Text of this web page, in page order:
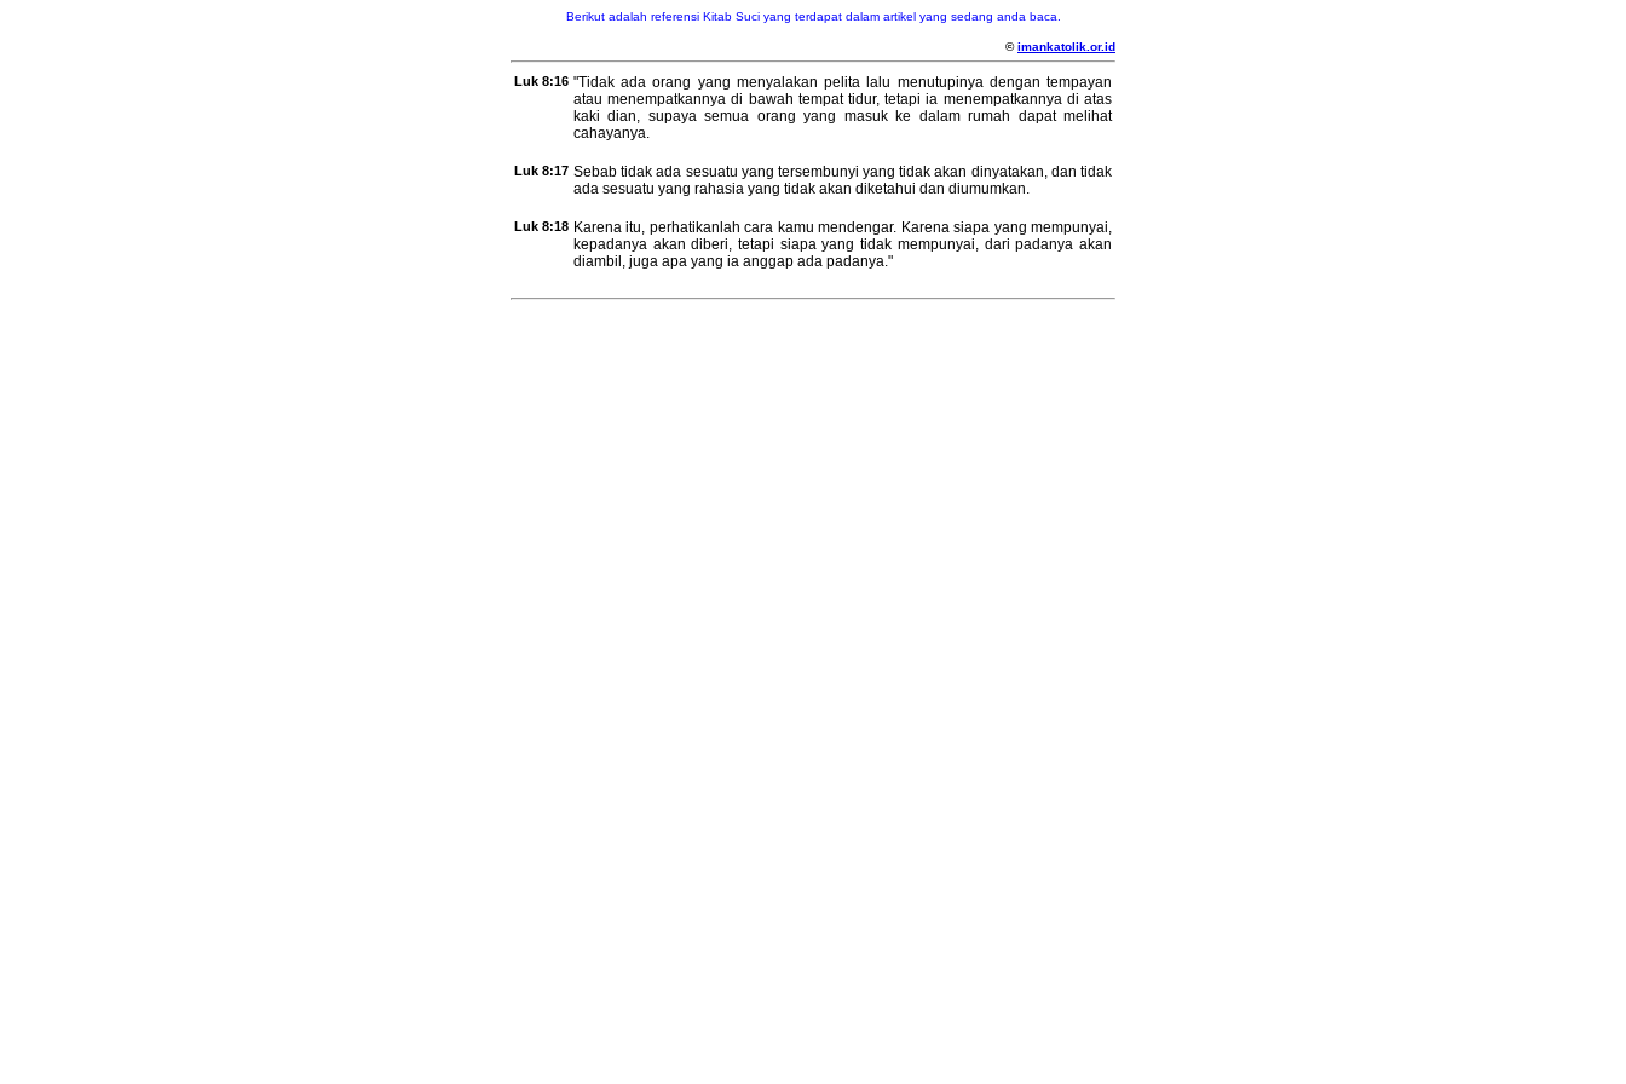
Berikut adalah referensi Kitab Suci yang terdapat dalam artikel yang sedang anda baca.
©imankatolik.or.id
Luk 8:16 "Tidak ada orang yang menyalakan pelita lalu menutupinya dengan tempayan
atau menempatkannya di bawah tempat tidur, tetapi ia menempatkannya di atas
kaki dian, supaya semua orang yang masuk ke dalam rumah dapat melihat
cahayanya.
Luk 8:17 Sebab tidak ada sesuatu yang tersembunyi yang tidak akan dinyatakan, dan tidak
ada sesuatu yang rahasia yang tidak akan diketahui dan diumumkan.
Luk 8:18 Karena itu, perhatikanlah cara kamu mendengar. Karena siapa yang mempunyai,
kepadanya akan diberi, tetapi siapa yang tidak mempunyai, dari padanya akan
diambil, juga apa yang ia anggap ada padanya."